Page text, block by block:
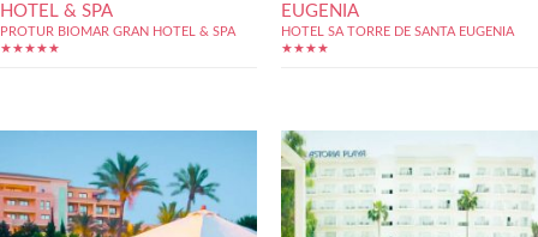
HOTEL & SPA
PROTUR BIOMAR GRAN HOTEL & SPA
★★★★★
EUGENIA
HOTEL SA TORRE DE SANTA EUGENIA
★★★★